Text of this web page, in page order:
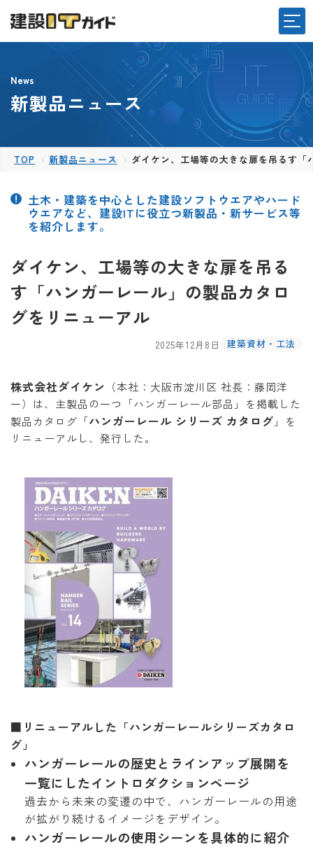
News
新製品ニュース
TOP 新製品ニュース ダイケン、工場等の大きな扉を吊るす
土木・建築を中心とした建設ソフトウエアやハード
ウエアなど、建設ITに役立つ新製品・新サービス等
を紹介します。
ダイケン、工場等の大きな扉を吊る
す「ハンガーレール」の製品カタロ
グをリニューアル
2025年12月8日 建築資材・工法
株式会社ダイケン
（本社：大阪市淀川区 社長：藤岡洋
一）は、主製品の一つ「ハンガーレール部品」を掲載した
製品カタログ「ハンガーレール シリーズ カタログ 」を
リニューアルし、発行した。
■リニューアルした「ハンガーレールシリーズカタロ
グ」
ハンガーレールの歴史とラインアップ展開を
一覧にしたイントロダクションページ
過去から未来の変遷の中で、ハンガーレールの用途
が拡がり続けるイメージをデザイン。
ハンガーレールの使用シーンを具体的に紹介